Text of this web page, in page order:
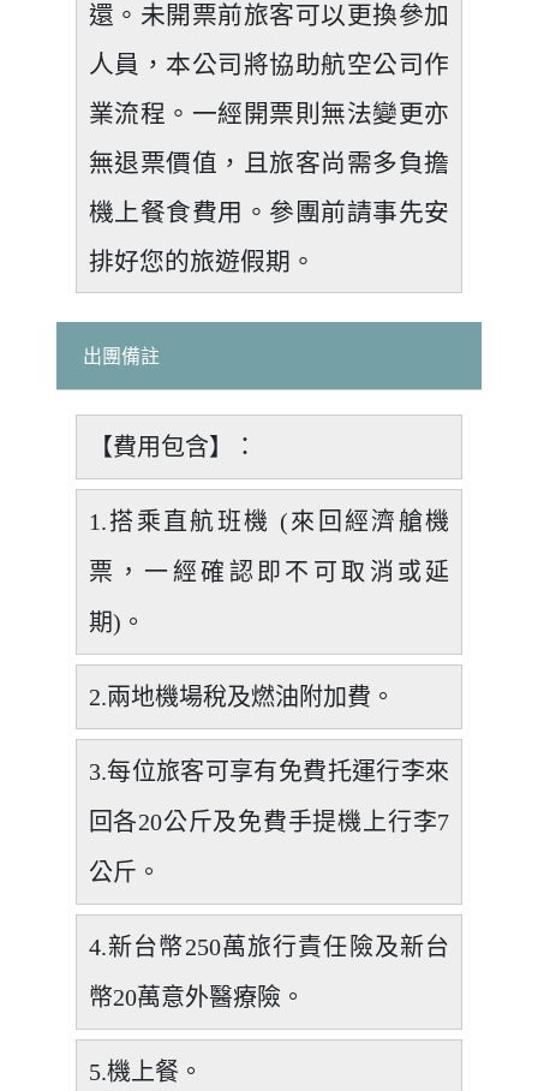
還。未開票前旅客可以更換參加
人員，本公司將協助航空公司作
業流程。一經開票則無法變更亦
無退票價值，且旅客尚需多負擔
機上餐食費用。參團前請事先安
排好您的旅遊假期。
出團備註
【費用包含】：
1.搭乘直航班機 (來回經濟艙機
票，一經確認即不可取消或延
期)。
2.兩地機場稅及燃油附加費。
3.每位旅客可享有免費托運行李來
回各20公斤及免費手提機上行李7
公斤。
4.新台幣250萬旅行責任險及新台
幣20萬意外醫療險。
5.機上餐。